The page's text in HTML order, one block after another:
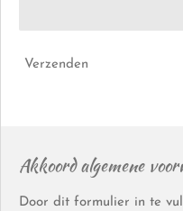
Verzenden
Akkoord algemene
Door dit formulier in te